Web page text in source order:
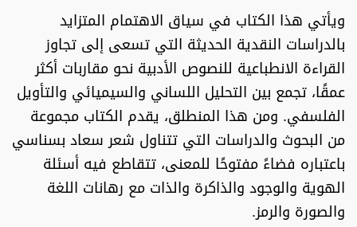
ويأتي هذا الكتاب في سياق الاهتمام المتزايد
بالدراسات النقدية الحديثة التي تسعى إلى تجاوز
القراءة الانطباعية للنصوص الأدبية نحو مقاربات أكثر
عمقًا، تجمع بين التحليل اللساني والسيميائي والتأويل
الفلسفي. ومن هذا المنطلق، يقدم الكتاب مجموعة
من البحوث والدراسات التي تتناول شعر سعاد بسناسي
باعتباره فضاءً مفتوحًا للمعنى، تتقاطع فيه أسئلة
الهوية والوجود والذاكرة والذات مع رهانات اللغة
والصورة والرمز.